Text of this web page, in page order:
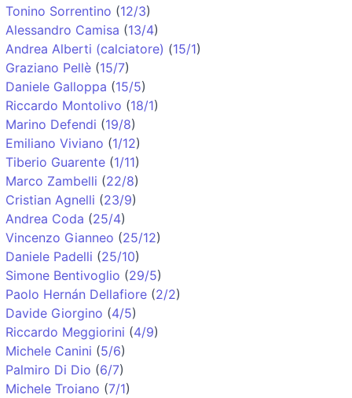
Tonino Sorrentino (12/3)
Alessandro Camisa (13/4)
Andrea Alberti (calciatore) (15/1)
Graziano Pellè (15/7)
Daniele Galloppa (15/5)
Riccardo Montolivo (18/1)
Marino Defendi (19/8)
Emiliano Viviano (1/12)
Tiberio Guarente (1/11)
Marco Zambelli (22/8)
Cristian Agnelli (23/9)
Andrea Coda (25/4)
Vincenzo Gianneo (25/12)
Daniele Padelli (25/10)
Simone Bentivoglio (29/5)
Paolo Hernán Dellafiore (2/2)
Davide Giorgino (4/5)
Riccardo Meggiorini (4/9)
Michele Canini (5/6)
Palmiro Di Dio (6/7)
Michele Troiano (7/1)